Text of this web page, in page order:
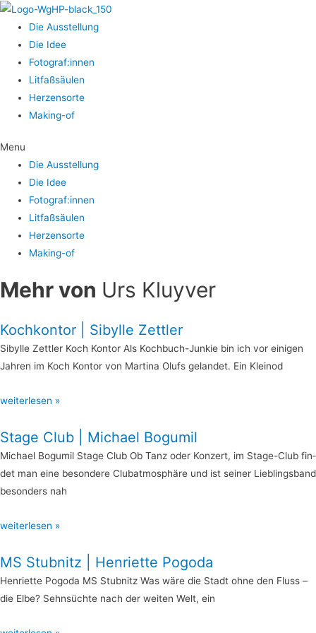
Die Aus­stel­lung
Die Idee
Fotograf:innen
Lit­faß­säu­len
Her­zens­or­te
Making-of
Menu
Die Aus­stel­lung
Die Idee
Fotograf:innen
Lit­faß­säu­len
Her­zens­or­te
Making-of
Mehr von Urs Kluyver
Koch­kon­tor | Sibyl­le Zettler
Sibyl­le Zett­ler Koch Kon­tor Als Koch­­buch-Jun­­­kie bin ich vor eini­gen
Jah­ren im Koch Kon­tor von Mar­ti­na Olufs gelan­det. Ein Kleinod
weiterlesen »
Sta­ge Club | Micha­el Bogumil
Micha­el Bogu­mil Sta­ge Club Ob Tanz oder Kon­zert, im Sta­­ge-Club fin­
det man eine beson­de­re Club­at­mo­sphä­re und ist sei­ner Lieb­lings­band
beson­ders nah
weiterlesen »
MS Stub­nitz | Hen­ri­et­te Pogoda
Hen­ri­et­te Pogo­da MS Stub­nitz Was wäre die Stadt ohne den Fluss –
die Elbe? Sehn­süch­te nach der wei­ten Welt, ein